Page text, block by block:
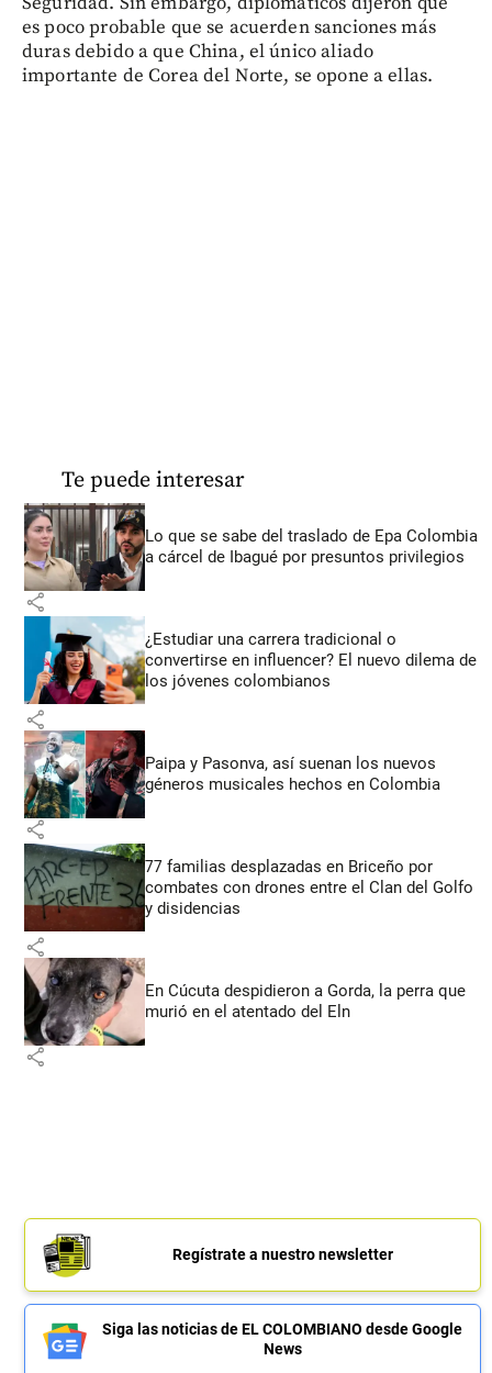
es poco probable que se acuerden sanciones más
duras debido a que China, el único aliado
importante de Corea del Norte, se opone a ellas.
Te puede interesar
Lo que se sabe del traslado de Epa Colombia
a cárcel de Ibagué por presuntos privilegios
share
¿Estudiar una carrera tradicional o
convertirse en influencer? El nuevo dilema de
los jóvenes colombianos
share
Paipa y Pasonva, así suenan los nuevos
géneros musicales hechos en Colombia
share
77 familias desplazadas en Briceño por
combates con drones entre el Clan del Golfo
y disidencias
share
En Cúcuta despidieron a Gorda, la perra que
murió en el atentado del Eln
share
Regístrate a nuestro newsletter
Siga las noticias de EL COLOMBIANO desde Google
News